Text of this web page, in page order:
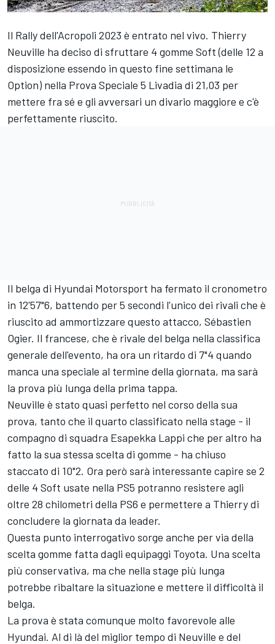
Il Rally dell'Acropoli 2023 è entrato nel vivo. Thierry
Neuville ha deciso di sfruttare 4 gomme Soft (delle 12 a
disposizione essendo in questo fine settimana le
Option) nella Prova Speciale 5 Livadia di 21,03 per
mettere fra sé e gli avversari un divario maggiore e c'è
perfettamente riuscito.
Il belga di Hyundai Motorsport ha fermato il cronometro
in 12'57"6, battendo per 5 secondi l'unico dei rivali che è
riuscito ad ammortizzare questo attacco, Sébastien
Ogier. Il francese, che è rivale del belga nella classifica
generale dell'evento, ha ora un ritardo di 7"4 quando
manca una speciale al termine della giornata, ma sarà
la prova più lunga della prima tappa.
Neuville è stato quasi perfetto nel corso della sua
prova, tanto che il quarto classificato nella stage - il
compagno di squadra Esapekka Lappi che per altro ha
fatto la sua stessa scelta di gomme - ha chiuso
staccato di 10"2. Ora però sarà interessante capire se 2
delle 4 Soft usate nella PS5 potranno resistere agli
oltre 28 chilometri della PS6 e permettere a Thierry di
concludere la giornata da leader.
Questa punto interrogativo sorge anche per via della
scelta gomme fatta dagli equipaggi Toyota. Una scelta
più conservativa, ma che nella stage più lunga
potrebbe ribaltare la situazione e mettere il difficoltà il
belga.
La prova è stata comunque molto favorevole alle
Hyundai. Al di là del miglior tempo di Neuville e del